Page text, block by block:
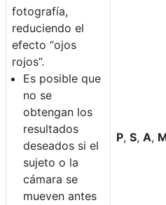
fotografía,
reduciendo el
efecto “ojos
rojos”.
Es posible que
no se
obtengan los
resultados
deseados si el
sujeto o la
cámara se
mueven antes
P, S, A,